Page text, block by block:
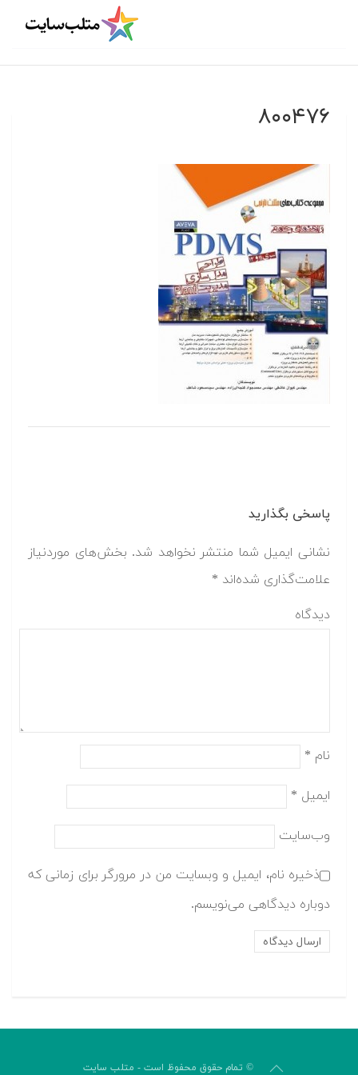
۸۰۰۴۷۶
پاسخی بگذارید
نشانی ایمیل شما منتشر نخواهد شد. بخش‌های موردنیاز
علامت‌گذاری شده‌اند *
دیدگاه
نام *
ایمیل *
وب‌سایت
ذخیره نام، ایمیل و وبسایت من در مرورگر برای زمانی که
دوباره دیدگاهی می‌نویسم.
© تمام حقوق محفوظ است - متلب سایت